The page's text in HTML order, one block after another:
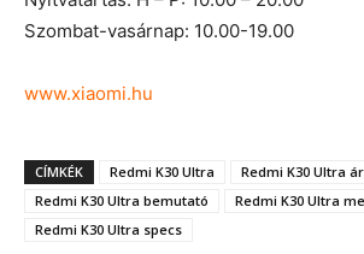
Szombat-vasárnap: 10.00-19.00
www.xiaomi.hu
CÍMKÉK Redmi K30 Ultra
Redmi K30 Ultra ár
Redmi K30 Ultra bemutató
Redmi K30 Ultra
Redmi K30 Ultra specs